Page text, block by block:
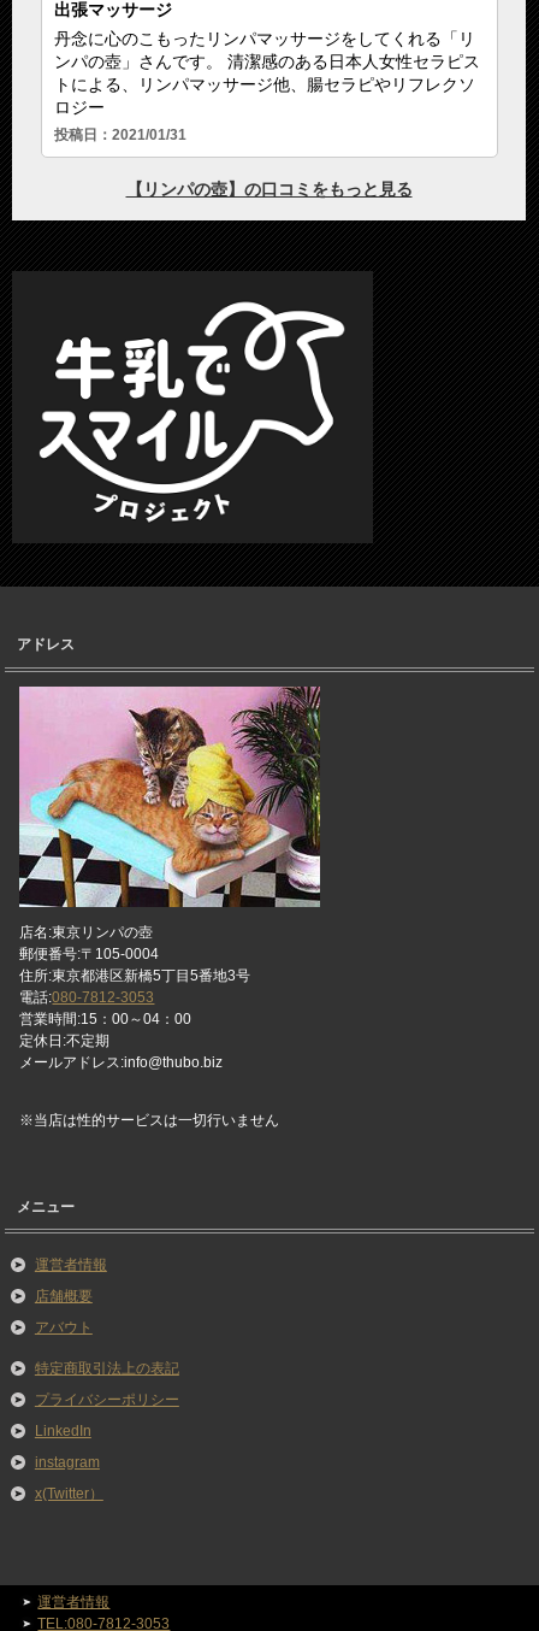
アドレス
店名:東京リンパの壺
郵便番号:〒105-0004
住所:東京都港区新橋5丁目5番地3号
電話:080-7812-3053
営業時間:15：00～04：00
定休日:不定期
メールアドレス:info@thubo.biz
※当店は性的サービスは一切行いません
メニュー
運営者情報
店舗概要
アバウト
特定商取引法上の表記
プライバシーポリシー
LinkedIn
instagram
x(Twitter）
運営者情報
TEL:080-7812-3053